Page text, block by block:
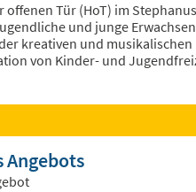
offenen Tür (HoT) im
und junge
kreativen und
von Kinder- und
Angebots